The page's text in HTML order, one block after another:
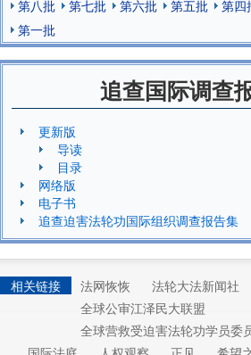
第八批
第七批 第六批 第五批 第四
第一批
追查国际调查
更新版
导读
目录
网络版
电子书
追查迫害法轮功国际组织调查报告集
相关链接 法网恢恢 法轮大法新闻社
全球公审江泽民大联盟
全球营救受迫害法轮功学员委